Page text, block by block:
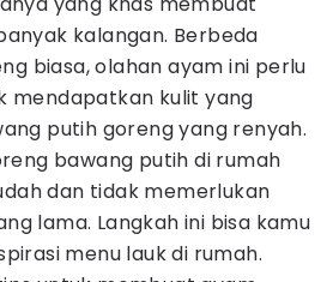
kalangan. Berbeda
biasa, olahan ayam ini perlu
mendapatkan kulit yang
putih goreng yang renyah.
bawang putih di rumah
dan tidak memerlukan
lama. Langkah ini bisa kamu
menu lauk di rumah.